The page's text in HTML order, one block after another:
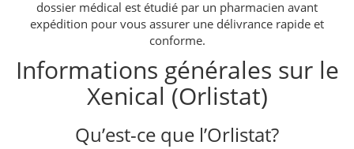
dossier médical est étudié par un pharmacien avant
expédition pour vous assurer une délivrance rapide et
conforme.
Informations générales sur le
Xenical (Orlistat)
Qu’est-ce que l’Orlistat?